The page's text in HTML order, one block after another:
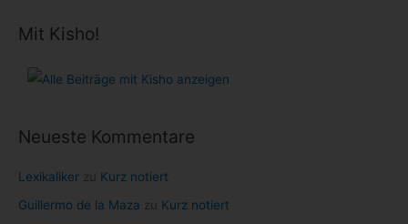
h
a
h
:
Mit Kisho!
Neueste Kommentare
Lexikaliker zu Kurz notiert
Guillermo de la Maza zu Kurz notiert